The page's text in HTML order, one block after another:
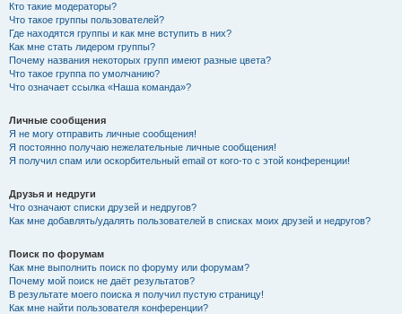
Кто такие модераторы?
Что такое группы пользователей?
Где находятся группы и как мне вступить в них?
Как мне стать лидером группы?
Почему названия некоторых групп имеют разные цвета?
Что такое группа по умолчанию?
Что означает ссылка «Наша команда»?
Личные сообщения
Я не могу отправить личные сообщения!
Я постоянно получаю нежелательные личные сообщения!
Я получил спам или оскорбительный email от кого-то с этой конференции!
Друзья и недруги
Что означают списки друзей и недругов?
Как мне добавлять/удалять пользователей в списках моих друзей и недругов?
Поиск по форумам
Как мне выполнить поиск по форуму или форумам?
Почему мой поиск не даёт результатов?
В результате моего поиска я получил пустую страницу!
Как мне найти пользователя конференции?